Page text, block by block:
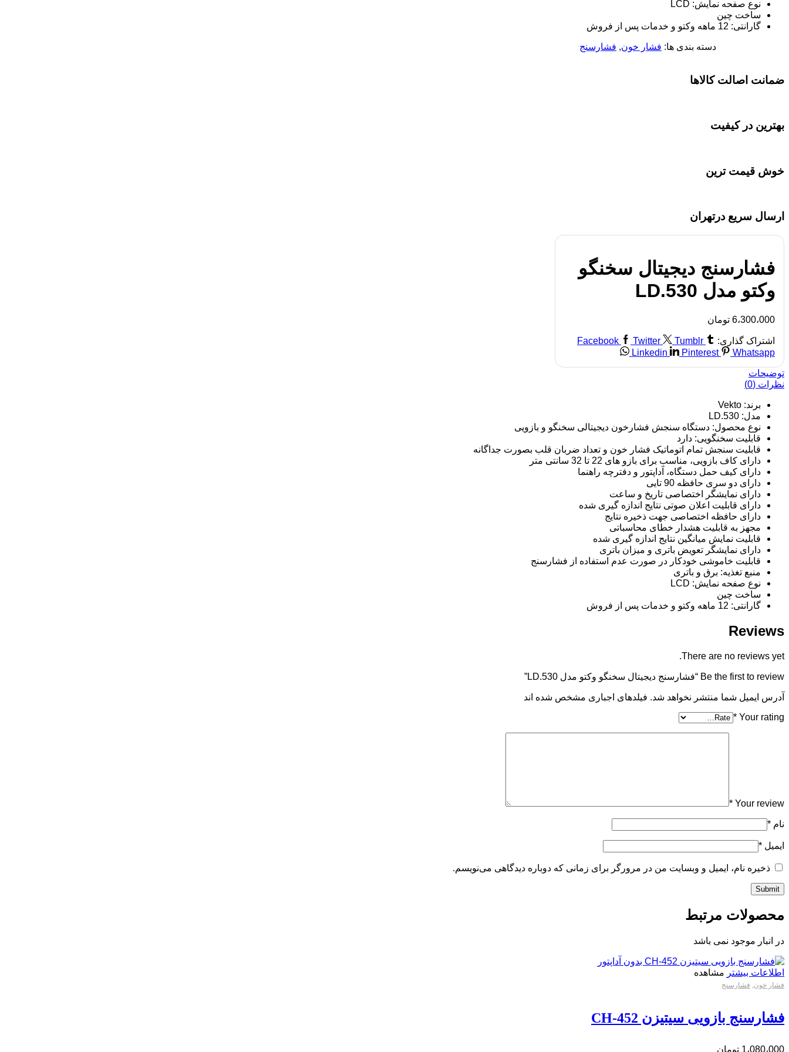
نوع صفحه نمایش: LCD
ساخت چین
گارانتی: 12 ماهه وکتو و خدمات پس از فروش
دسته بندی ها: فشار خون, فشارسنج
ضمانت اصالت کالاها
بهترین در کیفیت
خوش قیمت ترین
ارسال سریع درتهران
فشارسنج دیجیتال سخنگو
وکتو مدل LD.530
6،300،000 تومان
اشتراک گذاری: Facebook Twitter
Tumblr
Linkedin
Pinterest Whatsapp
توضیحات
نظرات (0)
برند: Vekto
مدل: LD.530
نوع محصول: دستگاه سنجش فشارخون دیجیتالی سخنگو و بازویی
قابلیت سخنگویی: دارد
قابلیت سنجش تمام اتوماتیک فشار خون و تعداد ضربان قلب بصورت جداگانه
دارای کاف بازویی،‌ مناسب برای بازو های 22 تا 32 سانتی متر
دارای کیف حمل دستگاه، آداپتور و دفترچه راهنما
دارای دو سری حافظه 90 تایی
دارای نمایشگر اختصاصی تاریخ و ساعت
دارای قابلیت اعلان صوتی نتایج اندازه گیری شده
دارای حافظه اختصاصی جهت ذخیره نتایج
مجهز به قابلیت هشدار خطای محاسباتی
قابلیت نمایش میانگین نتایج اندازه گیری شده
دارای نمایشگر تعویض باتری و میزان باتری
قابلیت خاموشی خودکار در صورت عدم استفاده از فشارسنج
منبع تغذیه: برق و باتری
نوع صفحه نمایش: LCD
ساخت چین
گارانتی: 12 ماهه وکتو و خدمات پس از فروش
Reviews
There are no reviews yet.
Be the first to review “فشارسنج دیجیتال سخنگو وکتو مدل LD.530”
آدرس ایمیل شما منتشر نخواهد شد. فیلدهای اجباری مشخص شده اند
Your rating
*
Your review
*
نام *
ایمیل *
ذخیره نام، ایمیل و وبسایت من در مرورگر برای زمانی که دوباره دیدگاهی می‌نویسم.
محصولات مرتبط
در انبار موجود نمی باشد
اطلاعات بیشتر مشاهده
فشار خون, فشارسنج
فشارسنج بازویی سیتیزن CH-452
1،080،000 تومان